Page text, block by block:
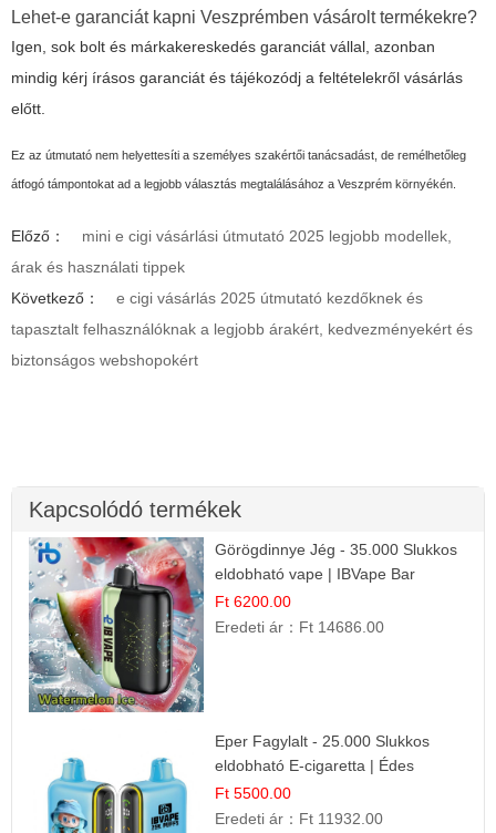
Lehet-e garanciát kapni Veszprémben vásárolt termékekre?
Igen, sok bolt és márkakereskedés garanciát vállal, azonban
mindig kérj írásos garanciát és tájékozódj a feltételekről vásárlás
előtt.
Ez az útmutató nem helyettesíti a személyes szakértői tanácsadást, de remélhetőleg
átfogó támpontokat ad a legjobb választás megtalálásához a Veszprém környékén.
Előző：
mini e cigi vásárlási útmutató 2025 legjobb modellek,
árak és használati tippek
Következő：
e cigi vásárlás 2025 útmutató kezdőknek és
tapasztalt felhasználóknak a legjobb árakért, kedvezményekért és
biztonságos webshopokért
Kapcsolódó termékek
Görögdinnye Jég - 35.000 Slukkos
eldobható vape | IBVape Bar
Frissítő Nyári Íz
Ft 6200.00
Eredeti ár： Ft 14686.00
Eper Fagylalt - 25.000 Slukkos
eldobható E-cigaretta | Édes
Desszert Íz
Ft 5500.00
Eredeti ár： Ft 11932.00